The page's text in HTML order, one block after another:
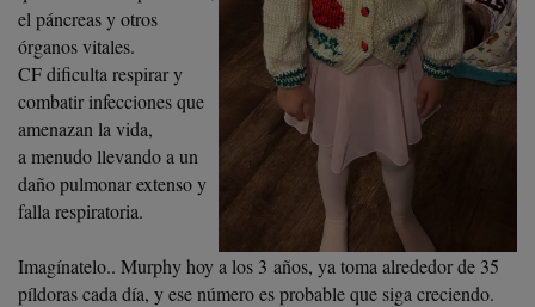
el páncreas y otros
órganos vitales.
CF dificulta respirar y
combatir infecciones que
amenazan la vida,
a menudo llevando a un
daño pulmonar extenso y
falla respiratoria.
Imagínatelo.. Murphy hoy a los 3 años, ya toma alrededor de 35
píldoras cada día, y ese número es probable que siga creciendo.